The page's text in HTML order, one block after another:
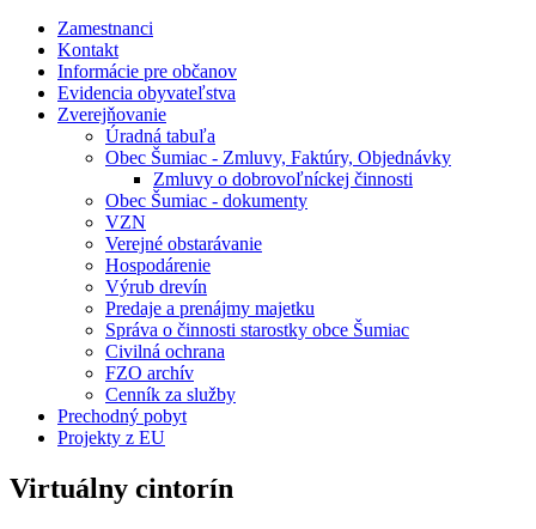
Zamestnanci
Kontakt
Informácie pre občanov
Evidencia obyvateľstva
Zverejňovanie
Úradná tabuľa
Obec Šumiac - Zmluvy, Faktúry, Objednávky
Zmluvy o dobrovoľníckej činnosti
Obec Šumiac - dokumenty
VZN
Verejné obstarávanie
Hospodárenie
Výrub drevín
Predaje a prenájmy majetku
Správa o činnosti starostky obce Šumiac
Civilná ochrana
FZO archív
Cenník za služby
Prechodný pobyt
Projekty z EU
Virtuálny cintorín